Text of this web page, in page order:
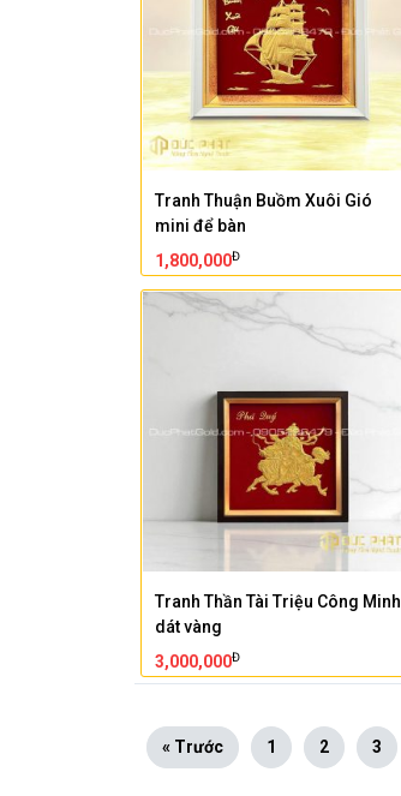
Tranh Thuận Buồm Xuôi Gió
mini để bàn
1,800,000Đ
Tranh Thần Tài Triệu Công Minh
dát vàng
3,000,000Đ
« Trước 1 2 3